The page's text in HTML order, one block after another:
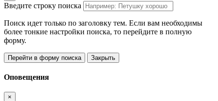
Введите строку поиска
Поиск идет только по заголовку тем. Если вам необходимы
более тонкие настройки поиска, то перейдите в полную
форму.
Перейти в форму поиска Закрыть
Оповещения
×